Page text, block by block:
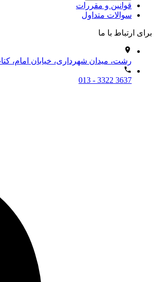
قوانین و مقررات
سوالات متداول
برای ارتباط با ما
رشت، میدان شهرداری، خیابان امام،
013 - 3322 3637